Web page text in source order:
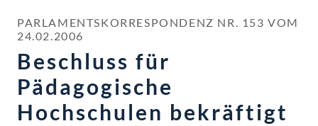
PARLAMENTSKORRESPONDENZ NR. 153 VOM
24.02.2006
Beschluss für
Pädagogische
Hochschulen bekräftigt